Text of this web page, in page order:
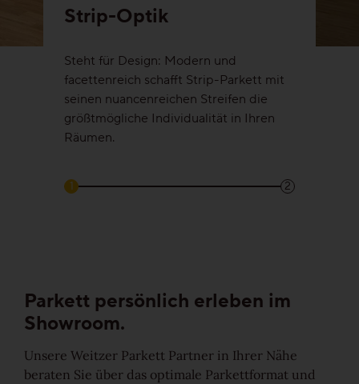
Strip-Optik
Steht für Design: Modern und
facettenreich schafft Strip-Parkett mit
seinen nuancenreichen Streifen die
größtmögliche Individualität in Ihren
Räumen.
1 2
Parkett persönlich erleben im
Showroom.
Unsere Weitzer Parkett Partner in Ihrer Nähe
beraten Sie über das optimale Parkettformat und